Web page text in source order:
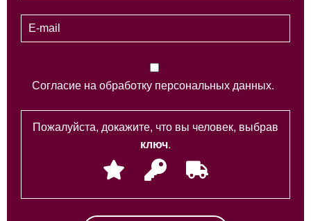
Согласие на обработку персональных данных.
Пожалуйста, докажите, что вы человек, выбрав
ключ.